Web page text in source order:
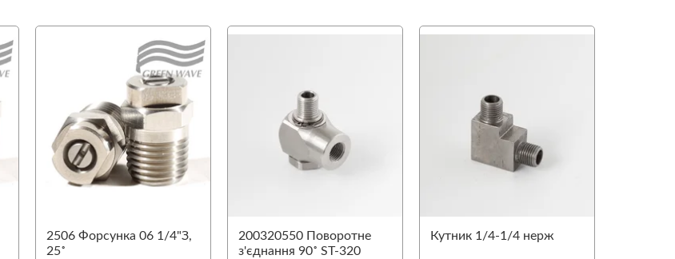
2506 Форсунка 06 1/4"З,
25˚
200320550 Поворотне
з'єднання 90˚ ST-320
Кутник 1/4-1/4 нерж